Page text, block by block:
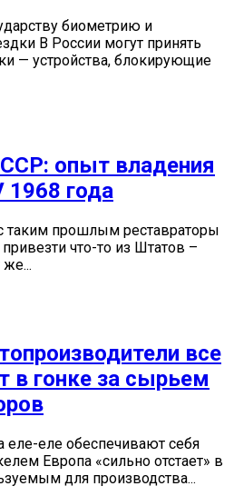
биометрию и
В России могут принять
— устройства, блокирующие
опыт владения
1968 года
таким прошлым реставраторы
что-то из Штатов –
все
в гонке за сырьем
еле-еле обеспечивают себя
Европа «сильно отстает» в
для производства...